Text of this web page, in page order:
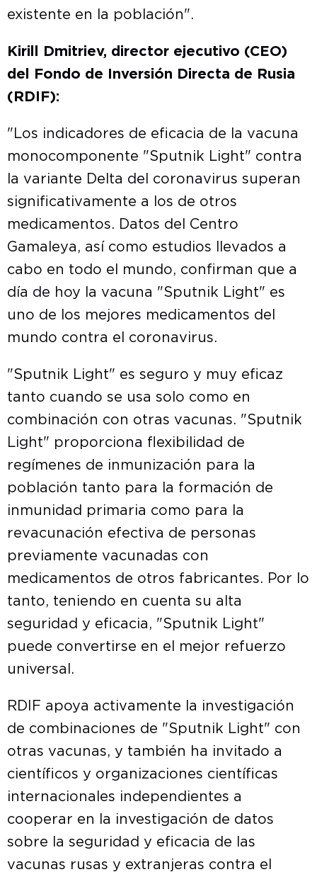
existente en la población".
Kirill Dmitriev, director ejecutivo (CEO)
del Fondo de Inversión Directa de Rusia
(RDIF):
"Los indicadores de eficacia de la vacuna
monocomponente "Sputnik Light" contra
la variante Delta del coronavirus superan
significativamente a los de otros
medicamentos. Datos del Centro
Gamaleya, así como estudios llevados a
cabo en todo el mundo, confirman que a
día de hoy la vacuna "Sputnik Light" es
uno de los mejores medicamentos del
mundo contra el coronavirus.
"Sputnik Light" es seguro y muy eficaz
tanto cuando se usa solo como en
combinación con otras vacunas. "Sputnik
Light" proporciona flexibilidad de
regímenes de inmunización para la
población tanto para la formación de
inmunidad primaria como para la
revacunación efectiva de personas
previamente vacunadas con
medicamentos de otros fabricantes. Por lo
tanto, teniendo en cuenta su alta
seguridad y eficacia, "Sputnik Light"
puede convertirse en el mejor refuerzo
universal.
RDIF apoya activamente la investigación
de combinaciones de "Sputnik Light" con
otras vacunas, y también ha invitado a
científicos y organizaciones científicas
internacionales independientes a
cooperar en la investigación de datos
sobre la seguridad y eficacia de las
vacunas rusas y extranjeras contra el